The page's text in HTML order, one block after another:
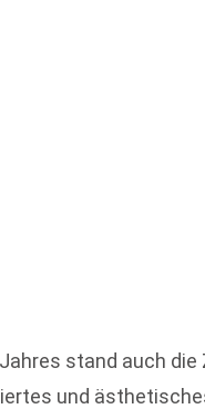
stand auch
und